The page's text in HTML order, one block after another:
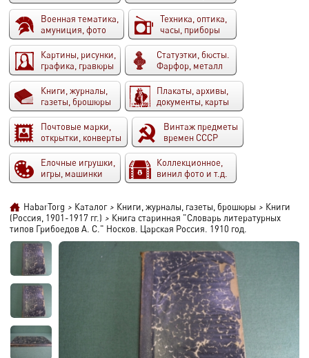
Военная тематика,
амуниция, фото
Техника, оптика,
часы, приборы
Картины, рисунки,
графика, гравюры
Статуэтки, бюсты.
Фарфор, металл
Книги, журналы,
газеты, брошюры
Плакаты, архивы,
документы, карты
Почтовые марки,
открытки, конверты
Винтаж предметы
времен СССР
Елочные игрушки,
игры, машинки
Коллекционное,
винил фото и т.д.
HabarTorg > Каталог > Книги, журналы, газеты, брошюры > Книги
(Россия, 1901-1917 гг.) > Книга старинная "Словарь литературных
типов Грибоедов А. С." Носков. Царская Россия. 1910 год.